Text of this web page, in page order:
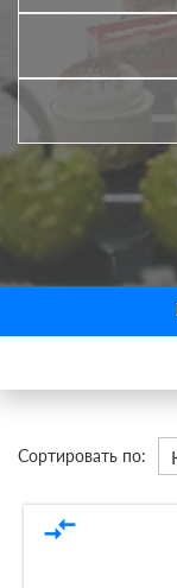
Сортировать по:
compare_arrows
В городах
По виду